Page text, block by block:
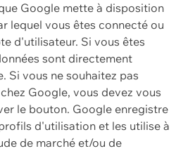
Google mette à disposition
lequel vous êtes connecté ou
d'utilisateur. Si vous êtes
sont directement
Si vous ne souhaitez pas
Google, vous devez vous
le bouton. Google enregistre
d'utilisation et les utilise à
de marché et/ou de